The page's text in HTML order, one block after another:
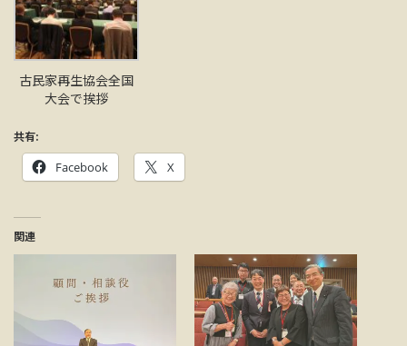
古民家再生協会全国
大会で挨拶
共有:
Facebook X
関連